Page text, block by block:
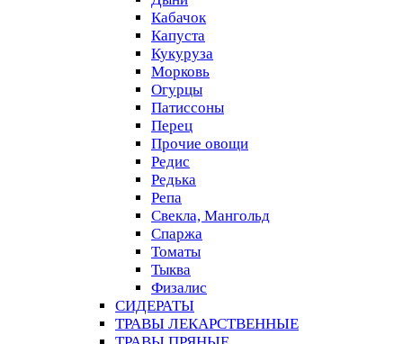
Кабачок
Капуста
Кукуруза
Морковь
Огурцы
Патиссоны
Перец
Прочие овощи
Редис
Редька
Репа
Свекла, Мангольд
Спаржа
Томаты
Тыква
Физалис
СИДЕРАТЫ
ТРАВЫ ЛЕКАРСТВЕННЫЕ